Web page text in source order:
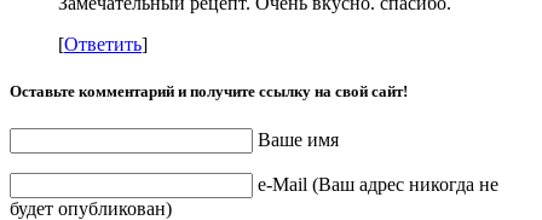
[Ответить]
Оставьте комментарий и получите ссылку на свой сайт!
Ваше имя
e-Mail (Ваш адрес никогда не
будет опубликован)